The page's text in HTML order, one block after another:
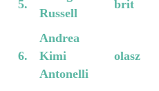
5.
Russell
brit
6.
Andrea
Kimi
Antonelli
olasz